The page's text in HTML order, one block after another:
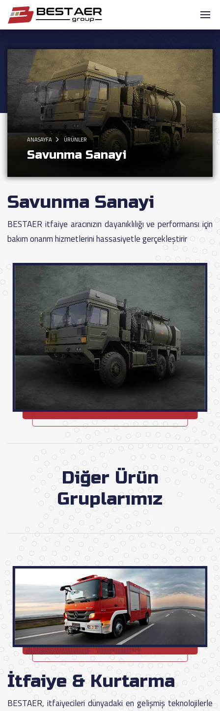
ANASAYFA ÜRÜNLER
Savunma Sanayi
Savunma Sanayi
BESTAER itfaiye aracınızın dayanıklılığı ve performansı için
bakım onarım hizmetlerini hassasiyetle gerçekleştirir
Diğer Ürün
Gruplarımız
İtfaiye & Kurtarma
BESTAER, itfaiyecileri dünyadaki en gelişmiş teknolojilerle